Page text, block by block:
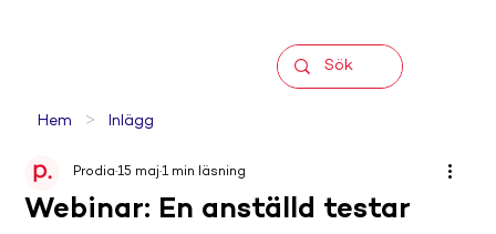
Hem > Inlägg
Webinar: En anställd testar
Prodia15 maj1 min läsning